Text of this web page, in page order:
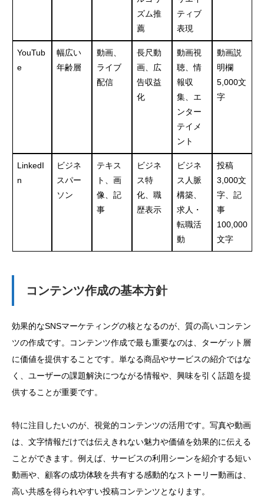
ズム推
薦
ティブ
表現
YouTub
e
幅広い
年齢層
動画、
ライブ
配信
長尺動
画、広
告収益
化
動画視
聴、情
報収
集、エ
ンター
テイメ
ント
動画説
明欄
5,000文
字
LinkedI
n
ビジネ
スパー
ソン
テキス
ト、画
像、記
事
ビジネ
ス特
化、職
歴表示
ビジネ
ス人脈
構築、
求人・
転職活
動
投稿
3,000文
字、記
事
100,000
文字
コンテンツ作成の基本方針
効果的なSNSマーケティングの核となるのが、質の高いコンテン
ツの作成です。コンテンツ作成で最も重要なのは、ターゲット層
に価値を提供することです。単なる商品やサービスの紹介ではな
く、ユーザーの課題解決につながる情報や、興味を引く話題を提
供することが重要です。
特に注目したいのが、視覚的コンテンツの活用です。写真や動画
は、文字情報だけでは伝えきれない魅力や価値を効果的に伝える
ことができます。例えば、サービスの利用シーンを紹介する短い
動画や、顧客の成功体験を共有する感動的なストーリー動画は、
高い共感を得られやすい投稿コンテンツとなります。